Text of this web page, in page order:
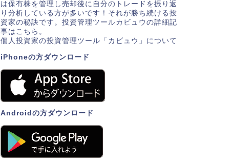
は保有株を管理し売却後に自分のトレードを振り返
り分析している方が多いです！それが勝ち続ける投
資家の秘訣です。投資管理ツールカビュウの詳細記
事はこちら。
個人投資家の投資管理ツール「カビュウ」について
iPhoneの方ダウンロード
Androidの方ダウンロード